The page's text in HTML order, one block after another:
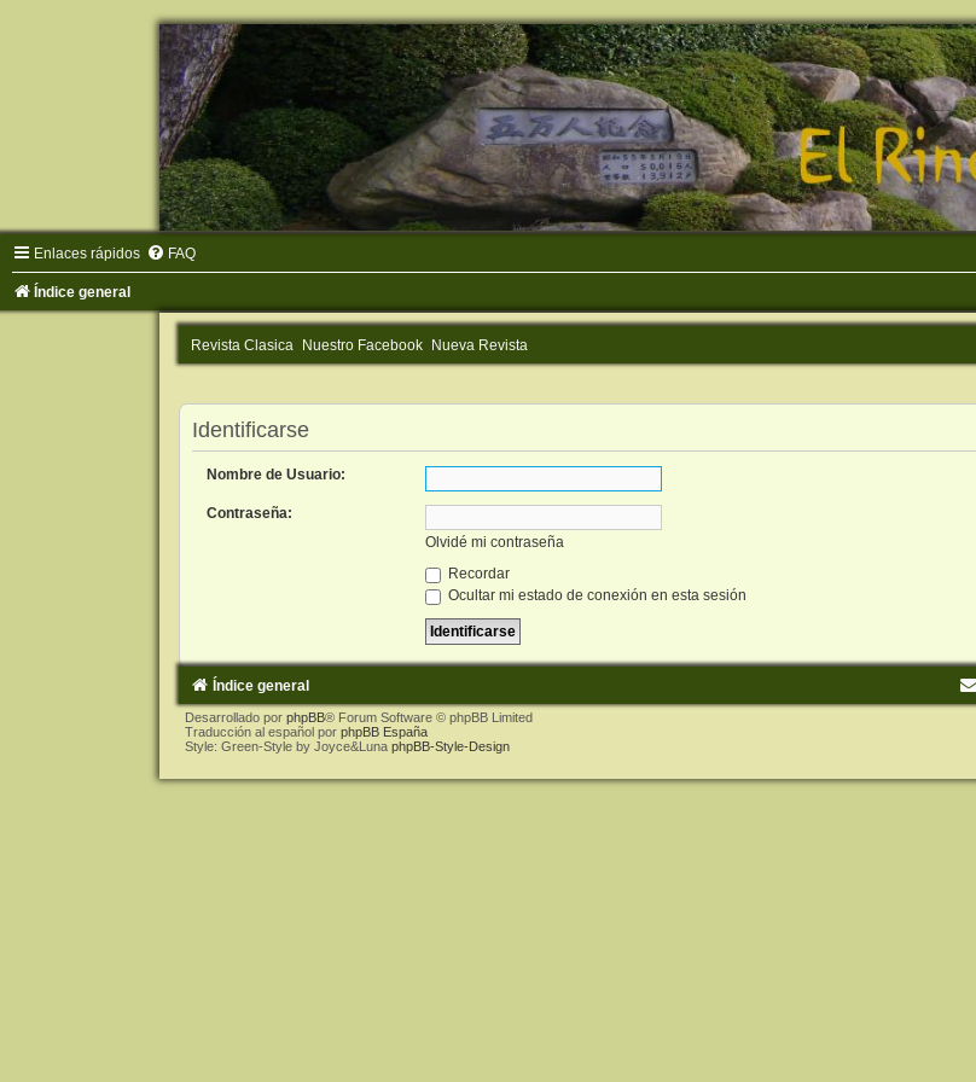
Enlaces rápidos FAQ
Índice general
Revista Clasica Nuestro Facebook Nueva Revista
Identificarse
Nombre de Usuario:
Contraseña:
Olvidé mi contraseña
Recordar
Ocultar mi estado de conexión en esta sesión
Índice general
Desarrollado por phpBB® Forum Software © phpBB Limited
Traducción al español por phpBB España
Style: Green-Style by Joyce&Luna phpBB-Style-Design